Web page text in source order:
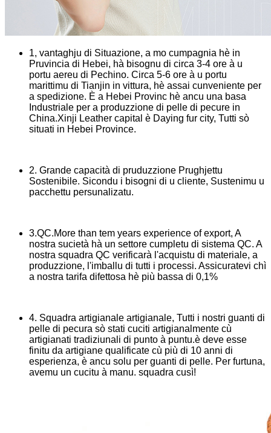
1, vantaghju di Situazione, a mo cumpagnia hè in
Pruvincia di Hebei, hà bisognu di circa 3-4 ore à u
portu aereu di Pechino. Circa 5-6 ore à u portu
marittimu di Tianjin in vittura, hè assai cunveniente per
a spedizione. È a Hebei Provinc hè ancu una basa
Industriale per a produzzione di pelle di pecure in
China.Xinji Leather capital è Daying fur city, Tutti sò
situati in Hebei Province.
2. Grande capacità di pruduzzione Prughjettu
Sostenibile. Sicondu i bisogni di u cliente, Sustenimu u
pacchettu persunalizatu.
3.QC.More than tem years experience of export, A
nostra sucietà hà un settore cumpletu di sistema QC. A
nostra squadra QC verificarà l'acquistu di materiale, a
produzzione, l'imballu di tutti i processi. Assicuratevi chì
a nostra tarifa difettosa hè più bassa di 0,1%
4. Squadra artigianale artigianale, Tutti i nostri guanti di
pelle di pecura sò stati cuciti artigianalmente cù
artigianati tradiziunali di punto à puntu.è deve esse
finitu da artigiane qualificate cù più di 10 anni di
esperienza, è ancu solu per guanti di pelle. Per furtuna,
avemu un cucitu à manu. squadra cusì!